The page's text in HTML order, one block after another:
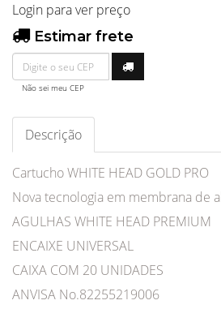
Login para ver preço
Estimar frete
Não sei meu CEP
Descrição
Cartucho WHITE HEAD GOLD PRO
Nova tecnologia em membrana de
AGULHAS WHITE HEAD PREMIUM
ENCAIXE UNIVERSAL
CAIXA COM 20 UNIDADES
ANVISA No.82255219006